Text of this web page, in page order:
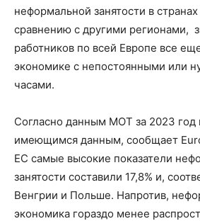
неформальной занятости в
сравнению с другими регионами,
работников по всей Европе все
экономике с непостоянными или
часами.
Согласно данным МОТ за 2023 год
имеющимся данным, сообщает
ЕС самые высокие показатели
занятости составили 17,8% и,
Венгрии и Польше. Напротив,
экономика гораздо менее